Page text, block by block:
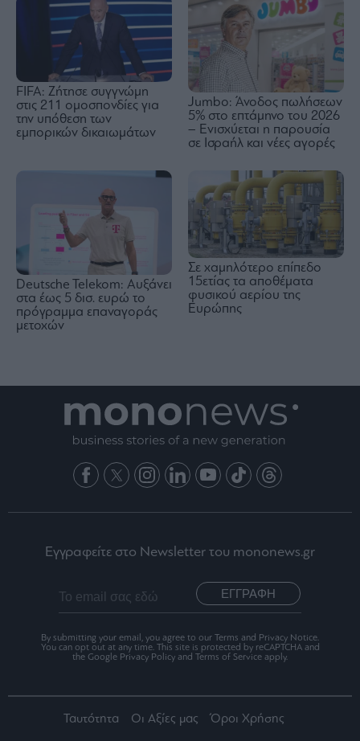
FIFA: Ζήτησε συγγνώμη
στις 211 ομοσπονδίες για
την υπόθεση των
εμπορικών δικαιωμάτων
Jumbo: Άνοδος πωλήσεων
5% στο επτάμηνο του 2026
– Ενισχύεται η παρουσία
σε Ισραήλ και νέες αγορές
Deutsche Telekom: Αυξάνει
στα έως 5 δισ. ευρώ το
πρόγραμμα επαναγοράς
μετοχών
Σε χαμηλότερο επίπεδο
15ετίας τα αποθέματα
φυσικού αερίου της
Ευρώπης
Εγγραφείτε στο Newsletter του mononews.gr
ΕΓΓΡΑΦΗ
By submitting your email, you agree to our Terms and Privacy Notice.
You can opt out at any time. This site is protected by reCAPTCHA and
the Google Privacy Policy and Terms of Service apply.
Ταυτότητα Οι Αξίες μας Όροι Χρήσης